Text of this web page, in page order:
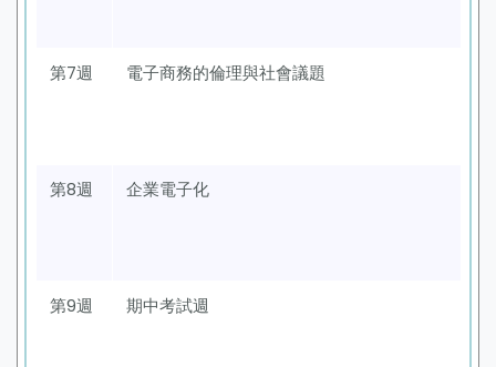
第7週 電子商務的倫理與社會議題
第8週 企業電子化
第9週 期中考試週